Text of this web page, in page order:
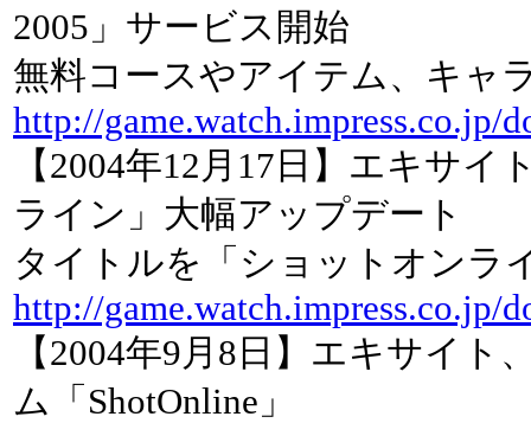
2005」サービス開始
無料コースやアイテム、キャ
http://game.watch.impress.co.jp/
【2004年12月17日】エキサ
ライン」大幅アップデート
タイトルを「ショットオンラ
http://game.watch.impress.co.jp/
【2004年9月8日】エキサイ
ム「ShotOnline」